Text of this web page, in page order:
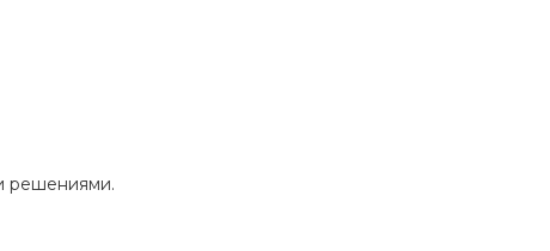
решениями.